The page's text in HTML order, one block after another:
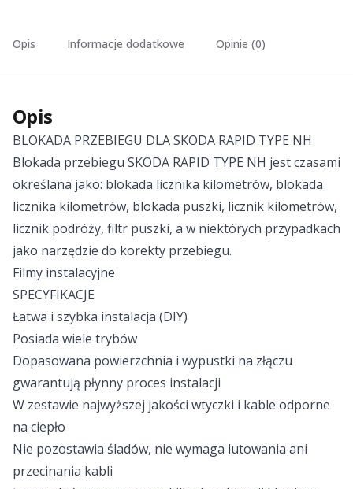
Opis Informacje dodatkowe Opinie (0)
Opis
BLOKADA PRZEBIEGU DLA SKODA RAPID TYPE NH
Blokada przebiegu SKODA RAPID TYPE NH jest czasami
określana jako: blokada licznika kilometrów, blokada
licznika kilometrów, blokada puszki, licznik kilometrów,
licznik podróży, filtr puszki, a w niektórych przypadkach
jako narzędzie do korekty przebiegu.
Filmy instalacyjne
SPECYFIKACJE
Łatwa i szybka instalacja (DIY)
Posiada wiele trybów
Dopasowana powierzchnia i wypustki na złączu
gwarantują płynny proces instalacji
W zestawie najwyższej jakości wtyczki i kable odporne
na ciepło
Nie pozostawia śladów, nie wymaga lutowania ani
przecinania kabli